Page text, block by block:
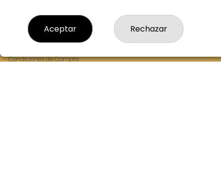
Aviso Legal
Política de Privacidad
Condiciones de Compra
Aceptar Rechazar